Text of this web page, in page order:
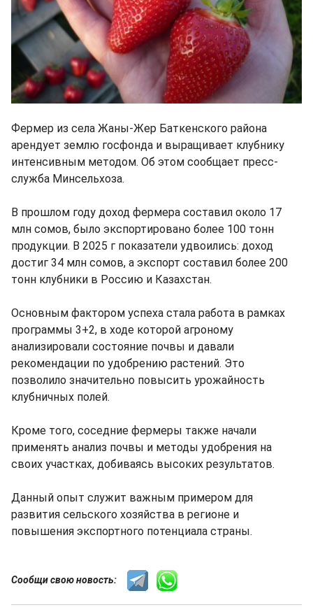
Фермер из села Жаны-Жер Баткенского района
арендует землю госфонда и выращивает клубнику
интенсивным методом. Об этом сообщает пресс-
служба Минсельхоза.
В прошлом году доход фермера составил около 17
млн сомов, было экспортировано более 100 тонн
продукции. В 2025 г показатели удвоились: доход
достиг 34 млн сомов, а экспорт составил более 200
тонн клубники в Россию и Казахстан.
Основным фактором успеха стала работа в рамках
программы 3+2, в ходе которой агроному
анализировали состояние почвы и давали
рекомендации по удобрению растений. Это
позволило значительно повысить урожайность
клубничных полей.
Кроме того, соседние фермеры также начали
применять анализ почвы и методы удобрения на
своих участках, добиваясь высоких результатов.
Данный опыт служит важным примером для
развития сельского хозяйства в регионе и
повышения экспортного потенциала страны.
Сообщи свою новость: